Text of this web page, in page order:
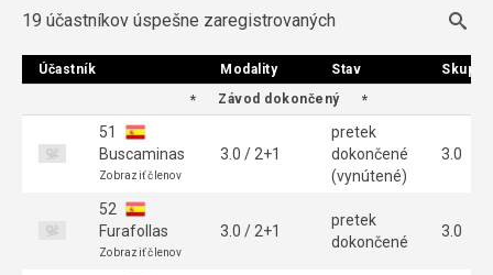
19 účastníkov úspešne zaregistrovaných
Účastník Modality Stav
Závod dokončený
51
Buscaminas
Zobraziť členov
3.0 / 2+1
pretek
dokončené
(vynútené)
3.0
52
Furafollas
Zobraziť členov
3.0 / 2+1
pretek
dokončené
3.0
Účastník Modality Stav